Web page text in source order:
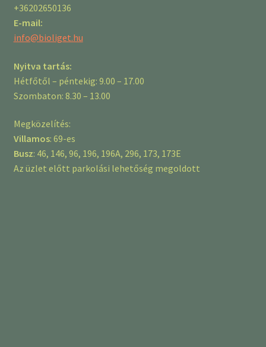
+36202650136
E-mail:
info@bioliget.hu
Nyitva tartás:
Hétfőtől – péntekig: 9.00 – 17.00
Szombaton: 8.30 – 13.00
Megközelítés:
Villamos: 69-es
Busz: 46, 146, 96, 196, 196A, 296, 173, 173E
Az üzlet előtt parkolási lehetőség megoldott